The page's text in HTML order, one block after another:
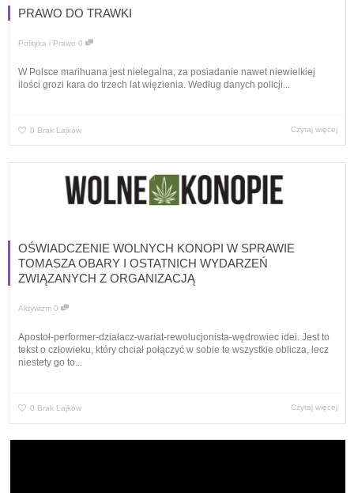
PRAWO DO TRAWKI
Polityka i Prawo 0
W Polsce marihuana jest nielegalna, za posiadanie nawet niewielkiej
ilości grozi kara do trzech lat więzienia. Według danych policji...
0 Brak Lajków Czytaj więcej
OŚWIADCZENIE WOLNYCH KONOPI W SPRAWIE
TOMASZA OBARY I OSTATNICH WYDARZEŃ
ZWIĄZANYCH Z ORGANIZACJĄ
Aktywizm 0
Apostoł-performer-działacz-wariat-rewolucjonista-wędrowiec idei. Jest to
tekst o człowieku, który chciał połączyć w sobie te wszystkie oblicza, lecz
niestety go to...
0 Brak Lajków Czytaj więcej